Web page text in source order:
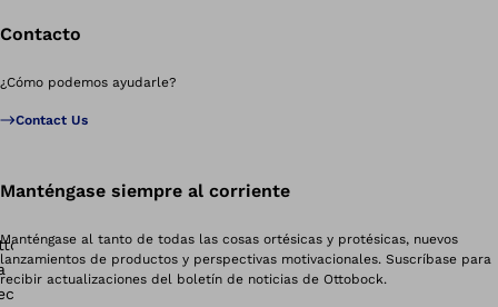
Contacto
¿Cómo podemos ayudarle?
Contact Us
Manténgase siempre al corriente
Manténgase al tanto de todas las cosas ortésicas y protésicas, nuevos
lanzamientos de productos y perspectivas motivacionales. Suscríbase para
recibir actualizaciones del boletín de noticias de Ottobock.